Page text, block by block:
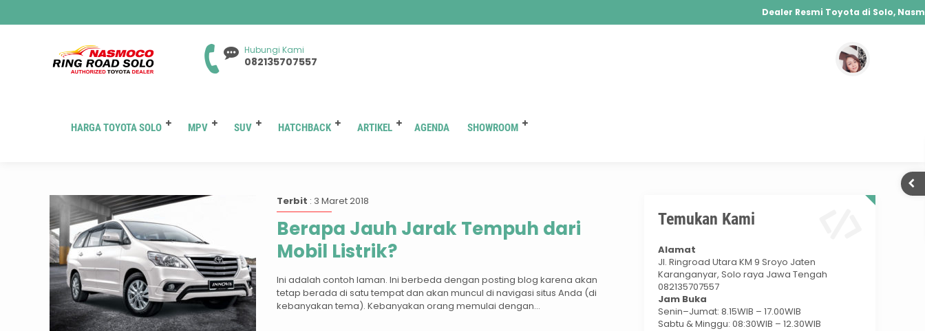
Dealer Resmi Toyota di Solo,
Agya, Calya, Fortuner, Rush, Sienta, Yaris,
Hybrid, Yaris Cross Hybrid, Alphard Hybrid
Hubungi Kami
082135707557
HARGA TOYOTA SOLO MPV SUV HATCHBACK ARTIKEL AGENDA SHOWROOM
Tag:spesifikasi
Terbit : 3 Maret 2018
Berapa Jauh Jarak Tempuh dari
Mobil Listrik?
Ini adalah contoh laman. Ini berbeda dengan posting blog karena akan
tetap berada di satu tempat dan akan muncul di navigasi situs Anda (di
kebanyakan tema). Kebanyakan orang memulai dengan...
Temukan Kami
Alamat
Jl. Ringroad Utara KM 9 Sroyo Jaten
Karanganyar, Solo raya Jawa Tengah
082135707557
Jam Buka
Senin–Jumat: 8.15WIB – 17.00WIB
Sabtu & Minggu: 08:30WIB – 12.30WIB